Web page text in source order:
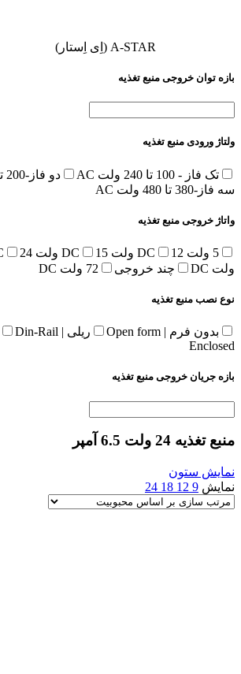
A-STAR (اِی اِستار)
بازه توان خروجی منبع تغذیه
ولتاژ ورودی منبع تغذیه
تک فاز - 100 تا 240 ولت AC
دو فاز-200 تا 500 ولت AC
سه فاز-380 تا 480 ولت AC
واتاژ خروجی منبع تغذیه
5 ولت DC 12 ولت DC 15 ولت DC 24 ولت DC
ولت DC
چند خروجی 72 ولت DC
نوع نصب منبع تغذیه
بدون فرم | Open form ریلی | Din-Rail
Enclosed
بازه جریان خروجی منبع تغذیه
منبع تغذیه 24 ولت 6.5 آمپر
نمایش ستون
نمایش 9
12
18
24